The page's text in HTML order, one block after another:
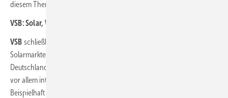
diesem Thema zunehmend größere Bedeutung beimessen.
VSB: Solar, Wind und Speicher
VSB schließlich präsentierte die internationale Dimension des
Solarmarktes. Der Projektentwickler stellte Photovoltaikvorhaben aus
Deutschland, Polen und Italien vor und machte deutlich, dass künftig
vor allem integrierte Energieprojekte an Bedeutung gewinnen.
Beispielhaft dafür steht der Solarpark Löberitz in Sachsen-Anhalt, der